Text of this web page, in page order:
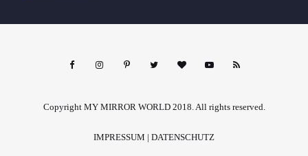
Copyright MY MIRROR WORLD 2018. All rights reserved.
IMPRESSUM | DATENSCHUTZ